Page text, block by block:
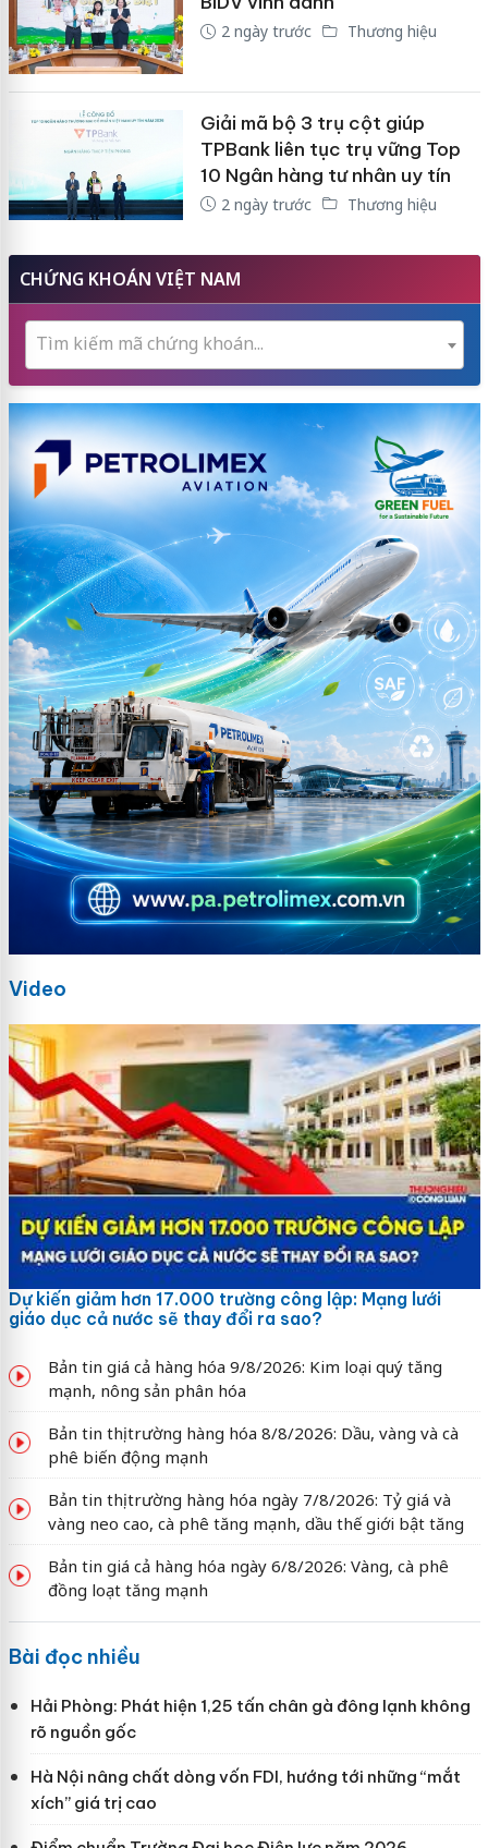
2 ngày trước Thương hiệu
Giải mã bộ 3 trụ cột giúp
TPBank liên tục trụ vững Top
10 Ngân hàng tư nhân uy tín
2 ngày trước Thương hiệu
CHỨNG KHOÁN VIỆT NAM
Tìm kiếm mã chứng khoán...
Video
Dự kiến giảm hơn 17.000 trường công lập: Mạng lưới
giáo dục cả nước sẽ thay đổi ra sao?
Bản tin giá cả hàng hóa 9/8/2026: Kim loại quý tăng
mạnh, nông sản phân hóa
Bản tin thị trường hàng hóa 8/8/2026: Dầu, vàng và cà
phê biến động mạnh
Bản tin thị trường hàng hóa ngày 7/8/2026: Tỷ giá và
vàng neo cao, cà phê tăng mạnh, dầu thế giới bật tăng
Bản tin giá cả hàng hóa ngày 6/8/2026: Vàng, cà phê
đồng loạt tăng mạnh
Bài đọc nhiều
Hải Phòng: Phát hiện 1,25 tấn chân gà đông lạnh không
rõ nguồn gốc
Hà Nội nâng chất dòng vốn FDI, hướng tới những “mắt
xích” giá trị cao